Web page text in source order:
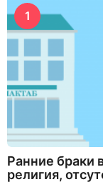
1
Ранние браки
религия,